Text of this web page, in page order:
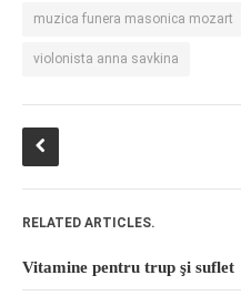
muzica funera masonica mozart
violonista anna savkina
RELATED ARTICLES.
Vitamine pentru trup şi suflet